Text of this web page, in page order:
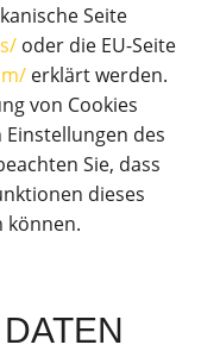
Seite
oder die EU-Seite
erklärt werden.
von Cookies
des
Sie, dass
dieses
können.